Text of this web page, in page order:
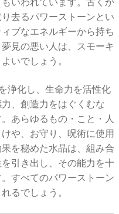
去るパワーストーンとい
ブなエネルギーから持ち
見の悪い人は、スモーキ
いでしょう。
浄化し、生命力を活性化
、創造力をはぐくむな
あらゆるもの・こと・人
や、お守り、呪術に使用
を秘めた水晶は、組み合
引き出し、その能力を十
すべてのパワーストーン
るでしょう。